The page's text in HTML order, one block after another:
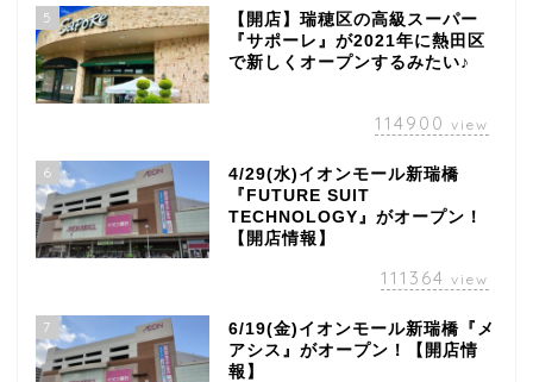
5
【開店】瑞穂区の高級スーパー
『サポーレ』が2021年に熱田区
で新しくオープンするみたい♪
114900 view
6
4/29(水)イオンモール新瑞橋
『FUTURE SUIT
TECHNOLOGY』がオープン！
【開店情報】
111364 view
7
6/19(金)イオンモール新瑞橋『メ
アシス』がオープン！【開店情
報】